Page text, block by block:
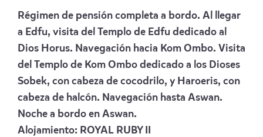
Régimen de pensión completa a bordo. Al llegar
a Edfu, visita del Templo de Edfu dedicado al
Dios Horus. Navegación hacia Kom Ombo. Visita
del Templo de Kom Ombo dedicado a los Dioses
Sobek, con cabeza de cocodrilo, y Haroeris, con
cabeza de halcón. Navegación hasta Aswan.
Noche a bordo en Aswan.
Alojamiento: ROYAL RUBY II